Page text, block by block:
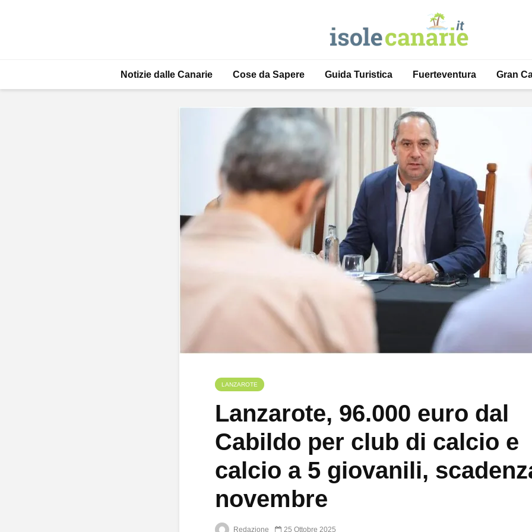
Notizie dalle Canarie Cose da Sapere Guida Turistica Fuerteventura Gran
LANZAROTE
Lanzarote, 96.000 euro dal
Cabildo per club di calcio e
calcio a 5 giovanili,
novembre
Redazione 25 Ottobre 2025